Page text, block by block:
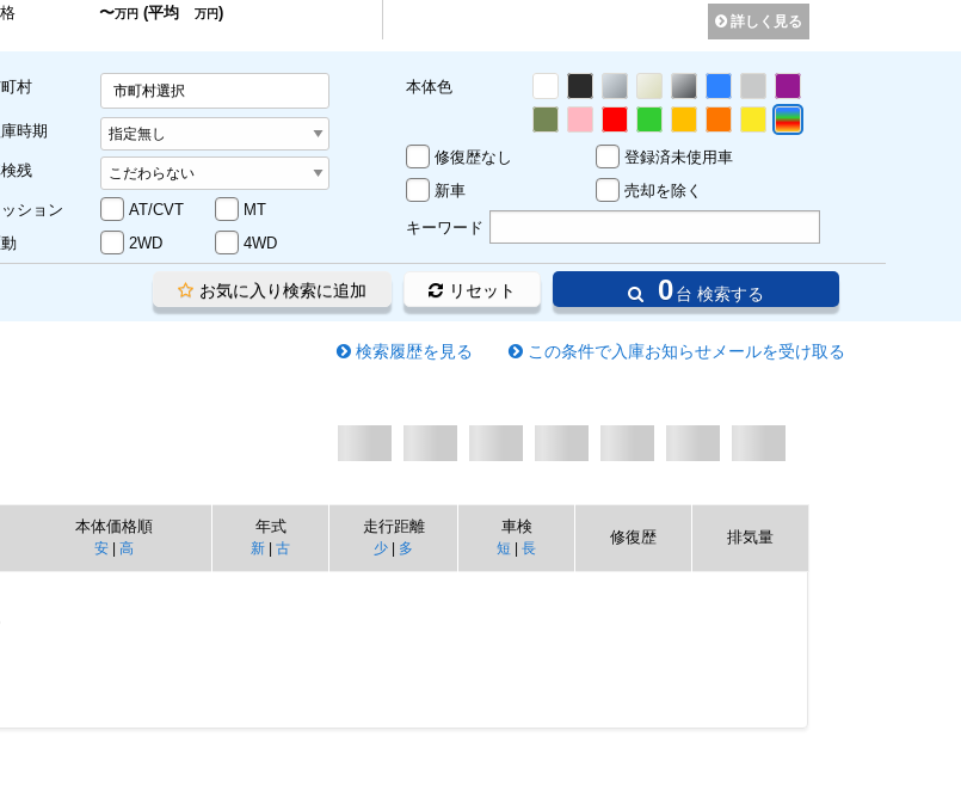
〜万円 (平均万円) 詳しく見る
村 市町村選択
時期
残
ッション AT/CVT
MT
2WD 4WD
本体色
修復歴なし
登録済未使用車
新車
売却を除く
キーワード
0台 検索する
リセット
お気に入り検索に追加
この条件で入庫お知らせメールを受け取る
検索履歴を見る
本体価格順
安| 高
年式
新 | 古
走行距離
少 | 多
車検
短 | 長
修復歴 排気量